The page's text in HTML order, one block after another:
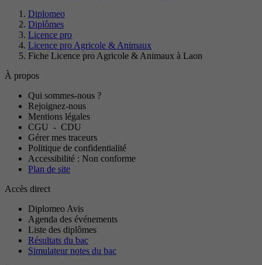
Diplomeo
Diplômes
Licence pro
Licence pro Agricole & Animaux
Fiche Licence pro Agricole & Animaux à Laon
À propos
Qui sommes-nous ?
Rejoignez-nous
Mentions légales
CGU - CDU
Gérer mes traceurs
Politique de confidentialité
Accessibilité : Non conforme
Plan de site
Accès direct
Diplomeo Avis
Agenda des événements
Liste des diplômes
Résultats du bac
Simulateur notes du bac